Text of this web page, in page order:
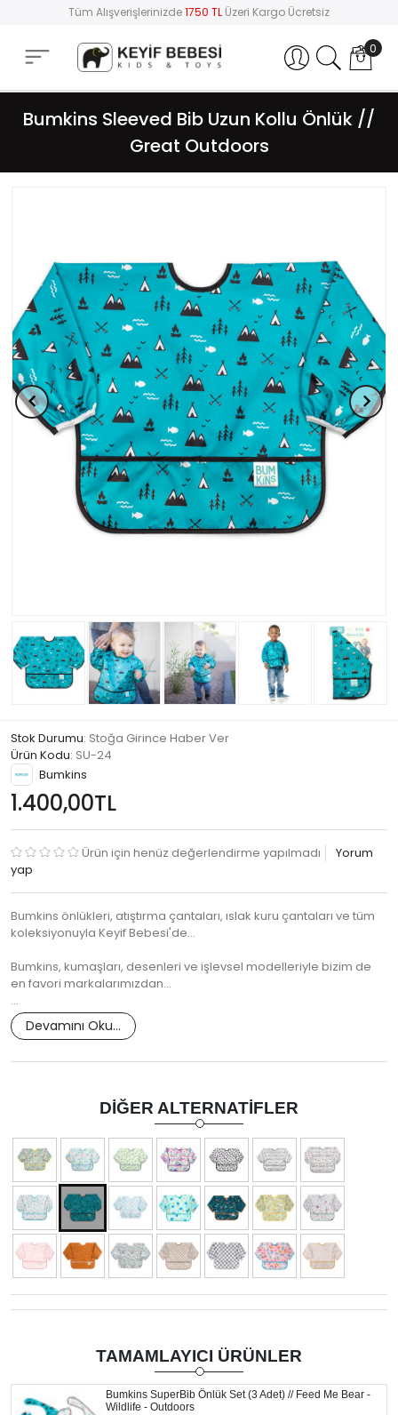
Tüm Alışverişlerinizde1750 TL Üzeri Kargo Ücretsiz
Hesabım 0
Bumkins Sleeved Bib Uzun Kollu Önlük //
Great Outdoors
Stok Durumu: Stoğa Girince Haber Ver
Ürün Kodu: SU-24
Bumkins
1.400,00TL
Ürün için henüz değerlendirme yapılmadı
Yorum
yap
Bumkins önlükleri, atıştırma çantaları, ıslak kuru çantaları ve tüm
koleksiyonuyla Keyif Bebesi'de...
Bumkins, kumaşları, desenleri ve işlevsel modelleriyle bizim de
en favori markalarımızdan...
…
Devamını Oku...
DIĞER ALTERNATIFLER
TAMAMLAYICI ÜRÜNLER
Bumkins SuperBib Önlük Set (3 Adet) // Feed Me Bear -
Wildlife - Outdoors